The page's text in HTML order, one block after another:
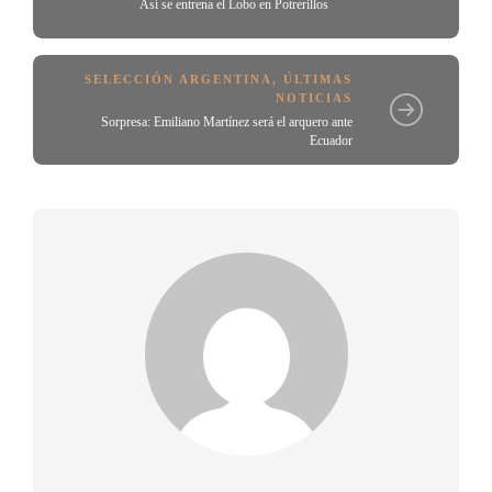
Así se entrena el Lobo en Potrerillos
SELECCIÓN ARGENTINA , ÚLTIMAS
NOTICIAS
Sorpresa: Emiliano Martínez será el arquero ante
Ecuador